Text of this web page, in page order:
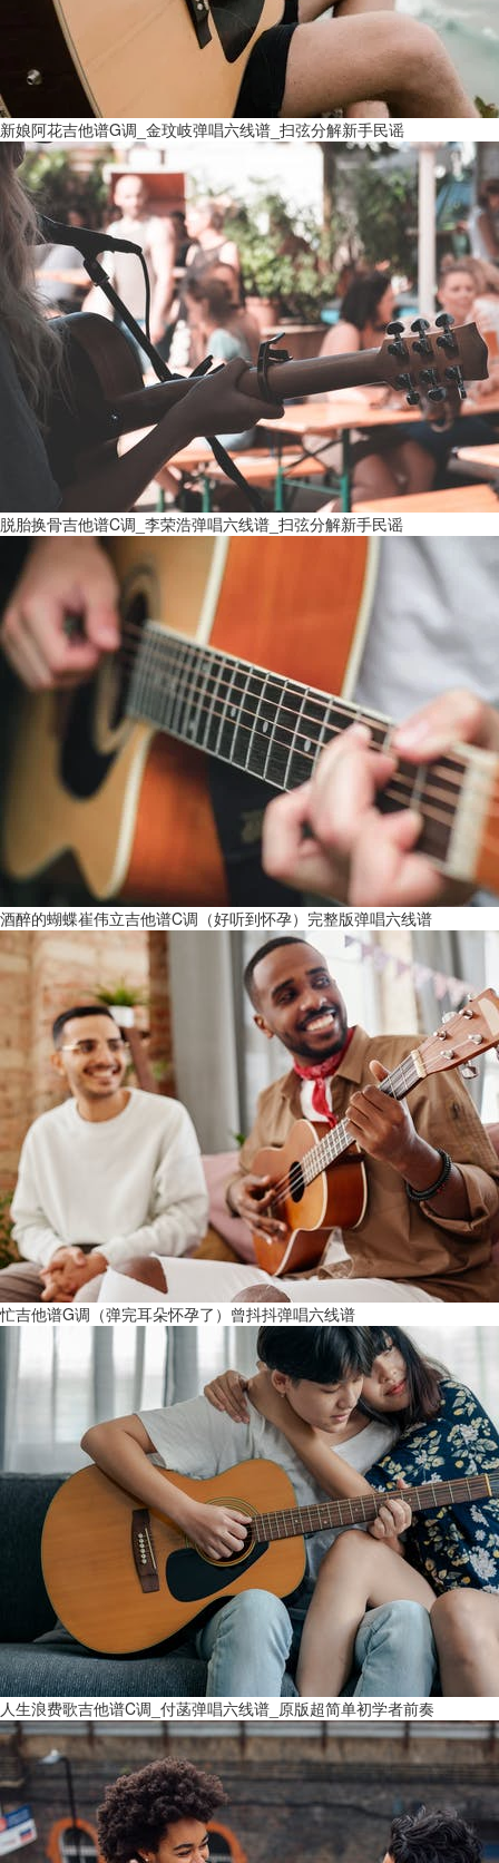
新娘阿花吉他谱G调_金玟岐弹唱六线谱_扫弦分解新手民谣
脱胎换骨吉他谱C调_李荣浩弹唱六线谱_扫弦分解新手民谣
酒醉的蝴蝶崔伟立吉他谱C调（好听到怀孕）完整版弹唱六线谱
忙吉他谱G调（弹完耳朵怀孕了）曾抖抖弹唱六线谱
人生浪费歌吉他谱C调_付菡弹唱六线谱_原版超简单初学者前奏